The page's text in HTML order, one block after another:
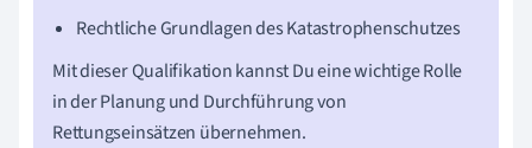
Rechtliche Grundlagen des Katastrophenschutzes
Mit dieser Qualifikation kannst Du eine wichtige Rolle
in der Planung und Durchführung von
Rettungseinsätzen übernehmen.